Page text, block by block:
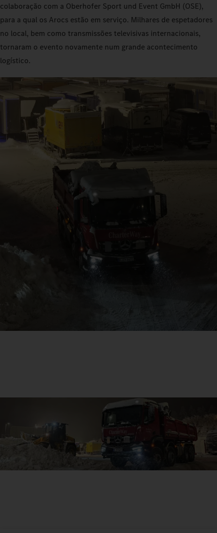
colaboração com a Oberhofer Sport und Event GmbH (OSE),
para a qual os Arocs estão em serviço. Milhares de espetadores
no local, bem como transmissões televisivas internacionais,
tornaram o evento novamente num grande acontecimento
logístico.